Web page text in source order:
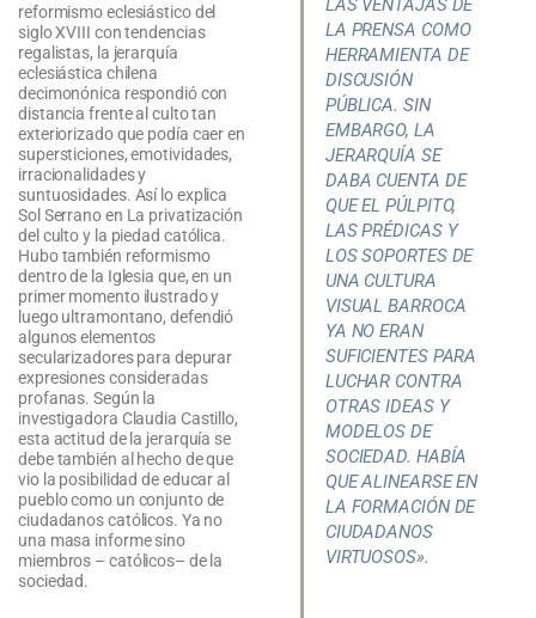
LAS VENTAJAS DE
LA PRENSA COMO
HERRAMIENTA DE
DISCUSIÓN
PÚBLICA. SIN
EMBARGO, LA
JERARQUÍA SE
DABA CUENTA DE
QUE EL PÚLPITO,
LAS PRÉDICAS Y
LOS SOPORTES DE
UNA CULTURA
VISUAL BARROCA
YA NO ERAN
SUFICIENTES PARA
LUCHAR CONTRA
OTRAS IDEAS Y
MODELOS DE
SOCIEDAD. HABÍA
QUE ALINEARSE EN
LA FORMACIÓN DE
CIUDADANOS
VIRTUOSOS».
reformismo eclesiástico del
siglo XVIII con tendencias
regalistas, la jerarquía
eclesiástica chilena
decimonónica respondió con
distancia frente al culto tan
exteriorizado que podía caer en
supersticiones, emotividades,
irracionalidades y
suntuosidades. Así lo explica
Sol Serrano en La privatización
del culto y la piedad católica.
Hubo también reformismo
dentro de la Iglesia que, en un
primer momento ilustrado y
luego ultramontano, defendió
algunos elementos
secularizadores para depurar
expresiones consideradas
profanas. Según la
investigadora Claudia Castillo,
esta actitud de la jerarquía se
debe también al hecho de que
vio la posibilidad de educar al
pueblo como un conjunto de
ciudadanos católicos. Ya no
una masa informe sino
miembros – católicos– de la
sociedad.